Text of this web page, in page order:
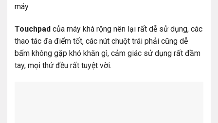
máy
Touchpad của máy khá rộng nên lại rất dễ sử dụng, các
thao tác đa điểm tốt, các nút chuột trái phải cũng dễ
bấm không gặp khó khăn gì, cảm giác sử dụng rất đầm
tay, mọi thứ đều rất tuyệt vời.